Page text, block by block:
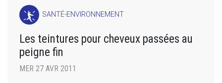
SANTÉ-ENVIRONNEMENT
Les teintures pour cheveux passées au
peigne fin
MER 27 AVR 2011